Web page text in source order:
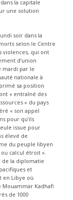
la capitale
une solution
soir dans la
selon le Centre
violences, qui ont
d’union
mardi par le
nationale à
sa position
« entraîné des
» du pays
« son appel
pour qu’ils
issue pour
élevé de
du peuple libyen
calcul étroit ».
de la diplomatie
et
en Libye où
Mouammar Kadhafi
de 1000